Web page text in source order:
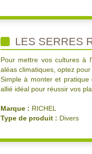
LES SERRES
Pour mettre vos cultures à
aléas climatiques, optez
Simple à monter et
allié idéal pour réussir vos
Marque : RICHEL
Type de produit : Divers